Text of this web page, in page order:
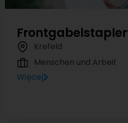
Krefeld
Menschen und Arbeit
Więcej